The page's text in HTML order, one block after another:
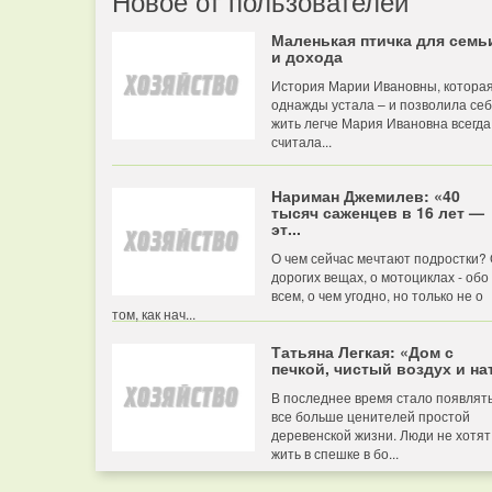
Маленькая птичка для
и дохода
История Марии Ивановны, которая
однажды устала – и позволила
жить легче Мария Ивановна всегда
считала...
Нариман Джемилев: «40
тысяч саженцев в 16 лет —
эт...
О чем сейчас мечтают подростки?
дорогих вещах, о мотоциклах - обо
всем, о чем угодно, но только не о
том, как нач...
Татьяна Легкая: «Дом с
печкой, чистый воздух и
В последнее время стало
все больше ценителей простой
деревенской жизни. Люди не хотят
жить в спешке в бо...